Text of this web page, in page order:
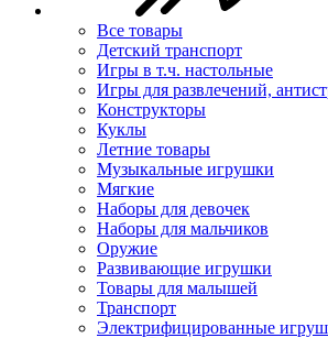
Все товары
Детский транспорт
Игры в т.ч. настольные
Игры для развлечений,
Конструкторы
Куклы
Летние товары
Музыкальные игрушки
Мягкие
Наборы для девочек
Наборы для мальчиков
Оружие
Развивающие игрушки
Товары для малышей
Транспорт
Электрифицированные